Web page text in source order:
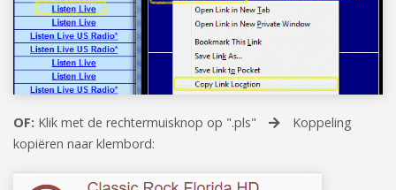
OF: Klik met de rechtermuisknop op ".pls"
Koppeling
kopiëren naar klembord: